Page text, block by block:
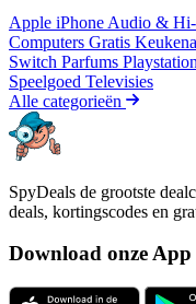
Apple iPhone Audio &
Computers Gratis
Switch Parfums Playstation
Speelgoed Televisies
Alle categorieën
SpyDeals de grootste
deals, kortingscodes en
Download onze App